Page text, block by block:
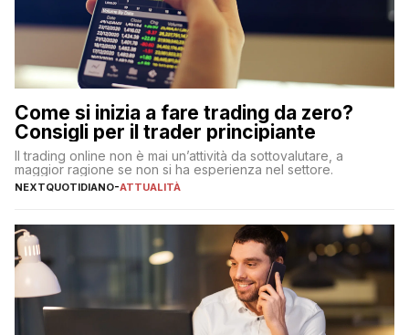
Come si inizia a fare trading da zero?
Consigli per il trader principiante
Il trading online non è mai un’attività da sottovalutare, a
maggior ragione se non si ha esperienza nel settore.
NEXTQUOTIDIANO-ATTUALITÀ